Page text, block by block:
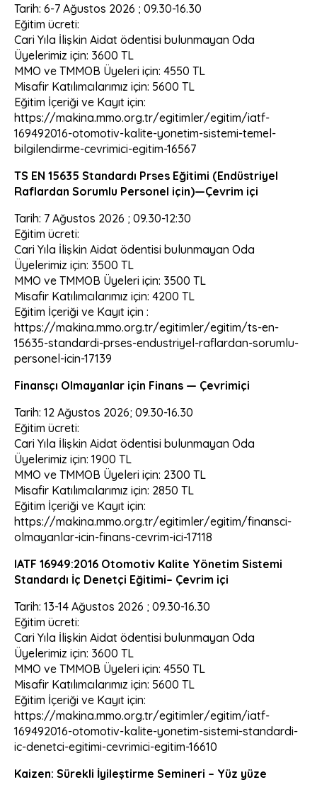
Tarih: 6-7 Ağustos 2026 ; 09.30-16.30
Eğitim ücreti:
Cari Yıla İlişkin Aidat ödentisi bulunmayan Oda
Üyelerimiz için: 3600 TL
MMO ve TMMOB Üyeleri için: 4550 TL
Misafir Katılımcılarımız için: 5600 TL
Eğitim İçeriği ve Kayıt için:
https://makina.mmo.org.tr/egitimler/egitim/iatf-
169492016-otomotiv-kalite-yonetim-sistemi-temel-
bilgilendirme-cevrimici-egitim-16567
TS EN 15635 Standardı Prses Eğitimi (Endüstriyel
Raflardan Sorumlu Personel için)—Çevrim içi
Tarih: 7 Ağustos 2026 ; 09.30-12:30
Eğitim ücreti:
Cari Yıla İlişkin Aidat ödentisi bulunmayan Oda
Üyelerimiz için: 3500 TL
MMO ve TMMOB Üyeleri için: 3500 TL
Misafir Katılımcılarımız için: 4200 TL
Eğitim İçeriği ve Kayıt için :
https://makina.mmo.org.tr/egitimler/egitim/ts-en-
15635-standardi-prses-endustriyel-raflardan-sorumlu-
personel-icin-17139
Finansçı Olmayanlar için Finans — Çevrimiçi
Tarih: 12 Ağustos 2026; 09.30-16.30
Eğitim ücreti:
Cari Yıla İlişkin Aidat ödentisi bulunmayan Oda
Üyelerimiz için: 1900 TL
MMO ve TMMOB Üyeleri için: 2300 TL
Misafir Katılımcılarımız için: 2850 TL
Eğitim İçeriği ve Kayıt için:
https://makina.mmo.org.tr/egitimler/egitim/finansci-
olmayanlar-icin-finans-cevrim-ici-17118
IATF 16949:2016 Otomotiv Kalite Yönetim Sistemi
Standardı İç Denetçi Eğitimi– Çevrim içi
Tarih: 13-14 Ağustos 2026 ; 09.30-16.30
Eğitim ücreti:
Cari Yıla İlişkin Aidat ödentisi bulunmayan Oda
Üyelerimiz için: 3600 TL
MMO ve TMMOB Üyeleri için: 4550 TL
Misafir Katılımcılarımız için: 5600 TL
Eğitim İçeriği ve Kayıt için:
https://makina.mmo.org.tr/egitimler/egitim/iatf-
169492016-otomotiv-kalite-yonetim-sistemi-standardi-
ic-denetci-egitimi-cevrimici-egitim-16610
Kaizen: Sürekli İyileştirme Semineri – Yüz yüze